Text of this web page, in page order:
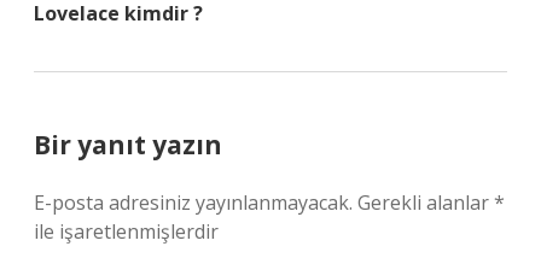
Lovelace kimdir ?
Bir yanıt yazın
E-posta adresiniz yayınlanmayacak. Gerekli alanlar*
ile işaretlenmişlerdir